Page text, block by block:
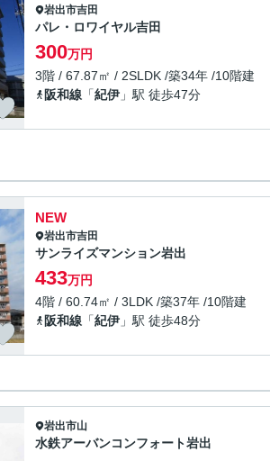
岩出市吉田
パレ・ロワイヤル吉田
300万円
3階 / 67.87㎡ / 2SLDK /築34年 /10階建
阪和線 「紀伊 」駅 徒歩47分
NEW
岩出市吉田
サンライズマンション岩出
433万円
4階 / 60.74㎡ / 3LDK /築37年 /10階建
阪和線 「紀伊 」駅 徒歩48分
岩出市山
水鉄アーバンコンフォート岩出